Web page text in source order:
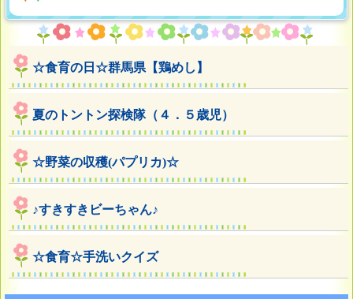
☆食育の日☆群馬県【鶏めし】
夏のトントン探検隊（４．５歳児）
☆野菜の収穫(パプリカ)☆
♪すきすきビーちゃん♪
☆食育☆手洗いクイズ